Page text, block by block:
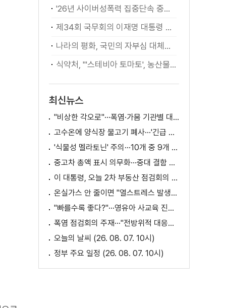
'26년 사이버성폭력 집중단속 중간성과 발표···향후 추진계획은?
제34회 국무회의 이재명 대통령 모두발언
나라의 평화, 국민의 자부심 대체불가 대한민국 이재명 대통령 모두말씀
식약처, "'스테비아 토마토', 농산물 아닌 가공식품"
최신뉴스
"비상한 각오로"···폭염·가뭄 기관별 대책은?
고수온에 양식장 물고기 폐사···'긴급 방류' 지원
'식물성 멜라토닌' 주의···10개 중 9개 처방 용량 초과
중고차 총액 표시 의무화···중대 결함 시 '계약 해제'
이 대통령, 오늘 2차 부동산 점검회의 주재
온실가스 안 줄이면 "열스트레스 발생일 29배 증가"
"빠를수록 좋다?"···영유아 사교육 진실과 해법은?
폭염 점검회의 주재···"전방위적 대응체계 가동"
오늘의 날씨 (26. 08. 07. 10시)
정부 주요 일정 (26. 08. 07. 10시)